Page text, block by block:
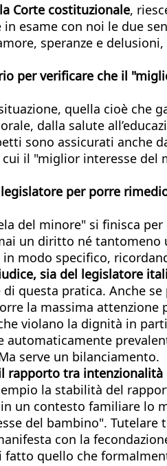
Corte costituzionale,
esame con noi le due
speranze e
per verificare che il
quella cioè
dalla salute
sono assicurati anche
il "miglior interesse
per porre
del minore" si finisca
un diritto né
modo specifico,
sia del legislatore
questa pratica. Anche
la massima attenzione
violano la dignità in
automaticamente
serve un bilanciamento.
rapporto tra
la stabilità del
un contesto familiare lo
del bambino".
con la
quello che